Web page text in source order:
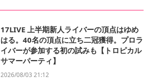
17LIVE 上半期新人ライバーの頂点はゆめ
はる。40名の頂点に立ち二冠獲得。プロラ
イバーが参加する初の試みも【トロピカル
サマーパーティ】
2026/08/03 21:12